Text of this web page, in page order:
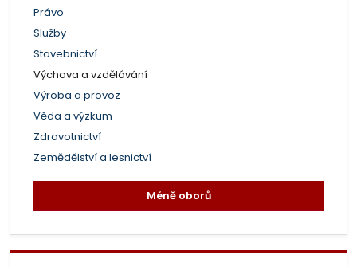
Právo
Služby
Stavebnictví
Výchova a vzdělávání
Výroba a provoz
Věda a výzkum
Zdravotnictví
Zemědělství a lesnictví
Méně oborů